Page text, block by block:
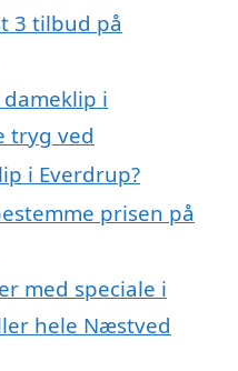
3 tilbud på
i
tryg ved
i Everdrup?
prisen på
med speciale i
hele Næstved